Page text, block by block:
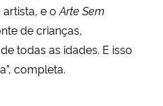
e o Arte Sem
de crianças,
todas as idades. E isso
completa.